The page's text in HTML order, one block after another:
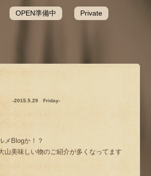
OPEN準備中 Private
-2015.5.29 Friday-
メBlogか！？
山美味しい物のご紹介が多くなってます